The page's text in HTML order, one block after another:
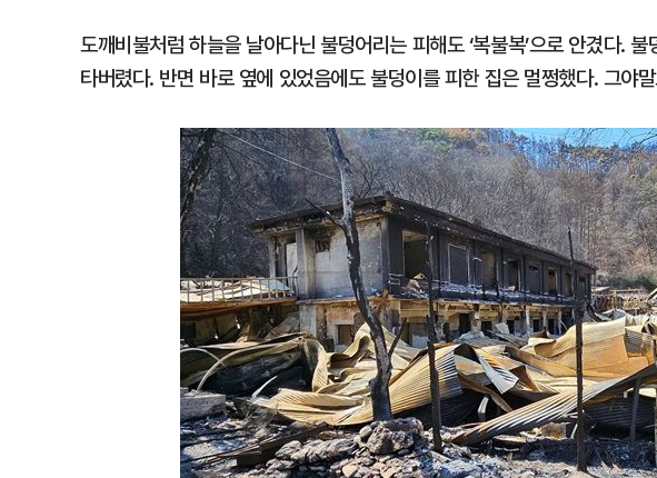
도깨비불처럼 하늘을 날아다닌 불덩어리는 피해도 ‘복불복’으로 안겼다.
타버렸다. 반면 바로 옆에 있었음에도 불덩이를 피한 집은 멀쩡했다. 그야